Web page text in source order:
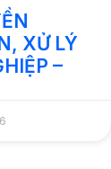
XỬ LÝ
–